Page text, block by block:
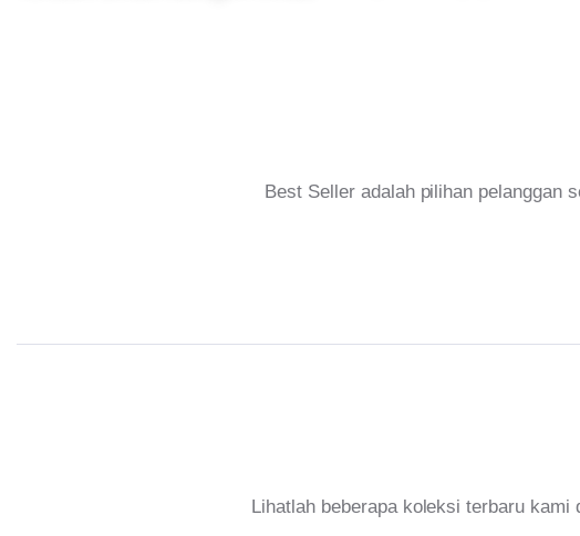
Best Seller adalah pilihan pelanggan
Lihatlah beberapa koleksi terbaru